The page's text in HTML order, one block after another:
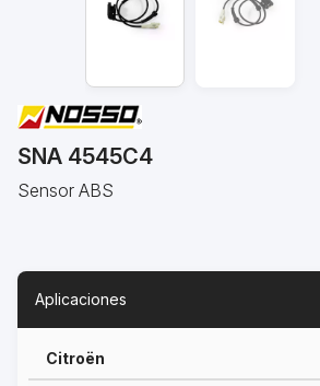
SNA 4545C4
Sensor ABS
Aplicaciones
Citroën